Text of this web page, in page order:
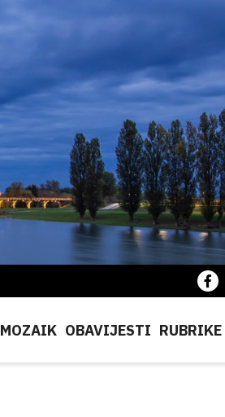
MOZAIK OBAVIJESTI RUBRIKE